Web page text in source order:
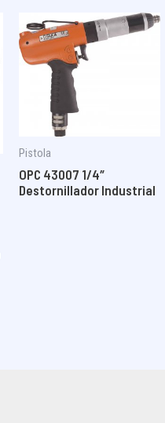
Pistola
OPC 43007 1/4″
Destornillador Industrial